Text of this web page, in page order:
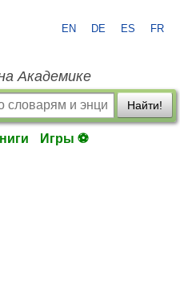
EN DE ES FR
Академике
Найти!
Игры ⚽